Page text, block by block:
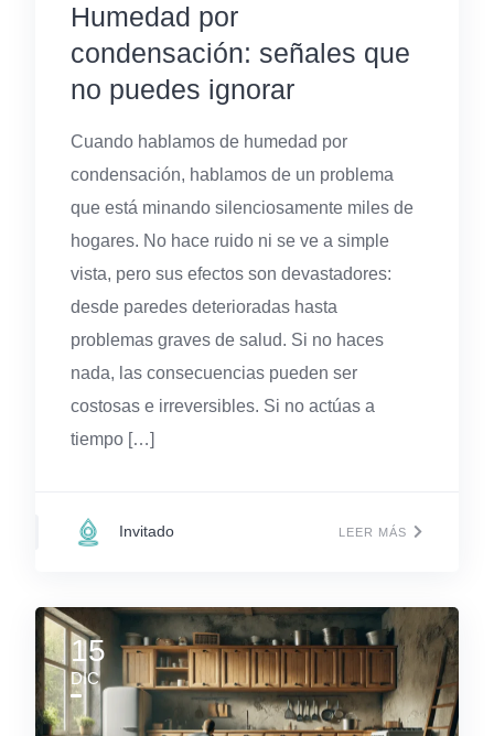
Humedad por
condensación: señales que
no puedes ignorar
Cuando hablamos de humedad por
condensación, hablamos de un problema
que está minando silenciosamente miles de
hogares. No hace ruido ni se ve a simple
vista, pero sus efectos son devastadores:
desde paredes deterioradas hasta
problemas graves de salud. Si no haces
nada, las consecuencias pueden ser
costosas e irreversibles. Si no actúas a
tiempo […]
Invitado LEER MÁS
15
DIC